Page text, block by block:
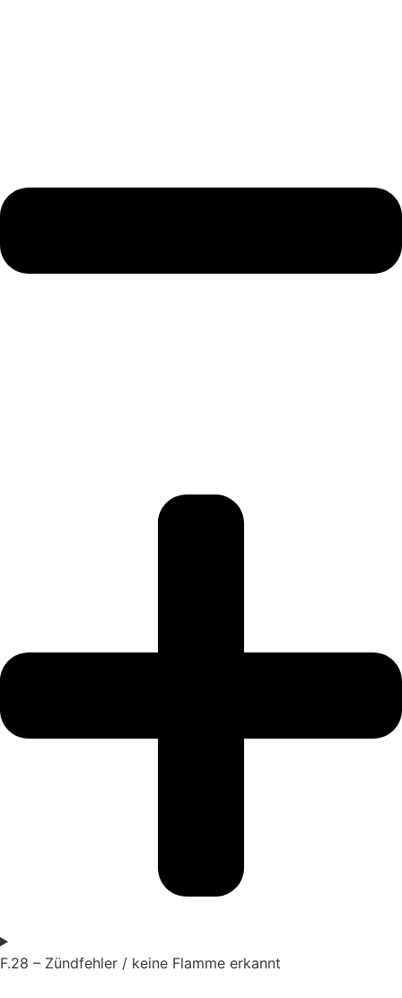
F.28 – Zündfehler / keine Flamme erkannt